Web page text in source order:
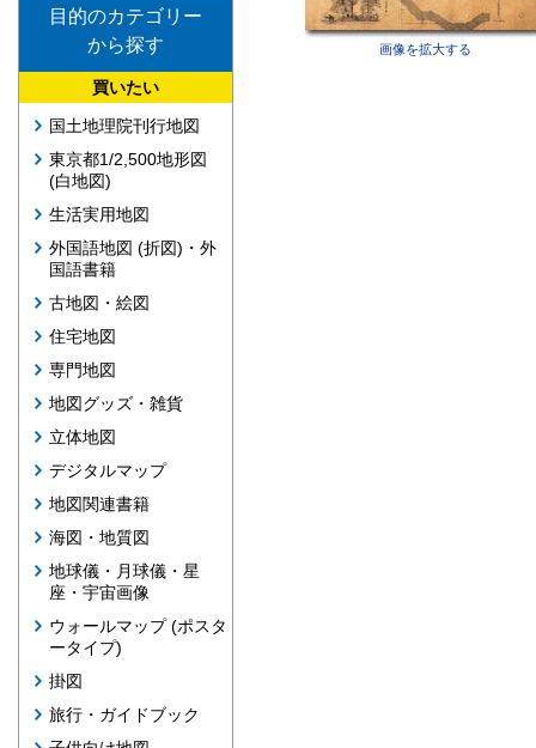
目的のカテゴリー
から探す
買いたい
国土地理院刊行地図
東京都1/2,500地形図
(白地図)
生活実用地図
外国語地図 (折図)・外
国語書籍
古地図・絵図
住宅地図
専門地図
地図グッズ・雑貨
立体地図
デジタルマップ
地図関連書籍
海図・地質図
地球儀・月球儀・星
座・宇宙画像
ウォールマップ (ポスタ
ータイプ)
掛図
旅行・ガイドブック
画像を拡大する